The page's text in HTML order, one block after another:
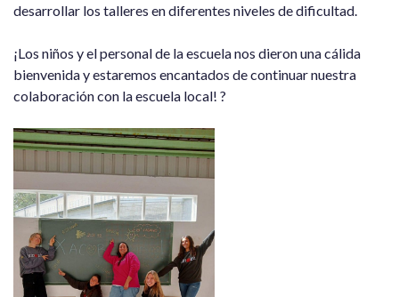
desarrollar los talleres en diferentes niveles de dificultad.
¡Los niños y el personal de la escuela nos dieron una cálida
bienvenida y estaremos encantados de continuar nuestra
colaboración con la escuela local! ?